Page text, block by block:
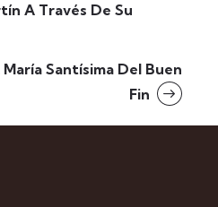
A Través De Su
Santísima Del Buen
Fin